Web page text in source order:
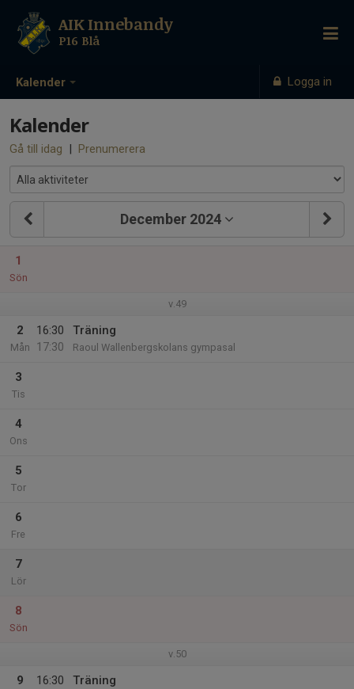
Kalender Logga in
AIK Innebandy
P16 Blå
Kalender
Gå till idag | Prenumerera
December 2024
1
Sön
v.49
2
Mån
16:30
17:30
Träning
Raoul Wallenbergskolans gympasal
3
Tis
4
Ons
5
Tor
6
Fre
7
Lör
8
Sön
v.50
9
16:30
Träning